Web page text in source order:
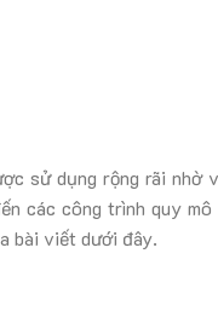
sử dụng rộng rãi nhờ
các công trình quy mô
bài viết dưới đây.